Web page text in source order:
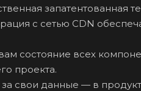
запатентованная
с сетью CDN
состояние всех
проекта.
свои данные — в